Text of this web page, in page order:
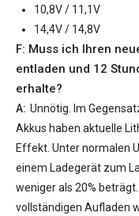
10,8V / 11,1V
14,4V / 14,8V
F: Muss ich Ihren
entladen und 12
erhalte?
A: Unnötig. Im
Akkus haben aktuelle
Effekt. Unter normalen
einem Ladegerät zum
weniger als 20%
vollständigen Aufladen